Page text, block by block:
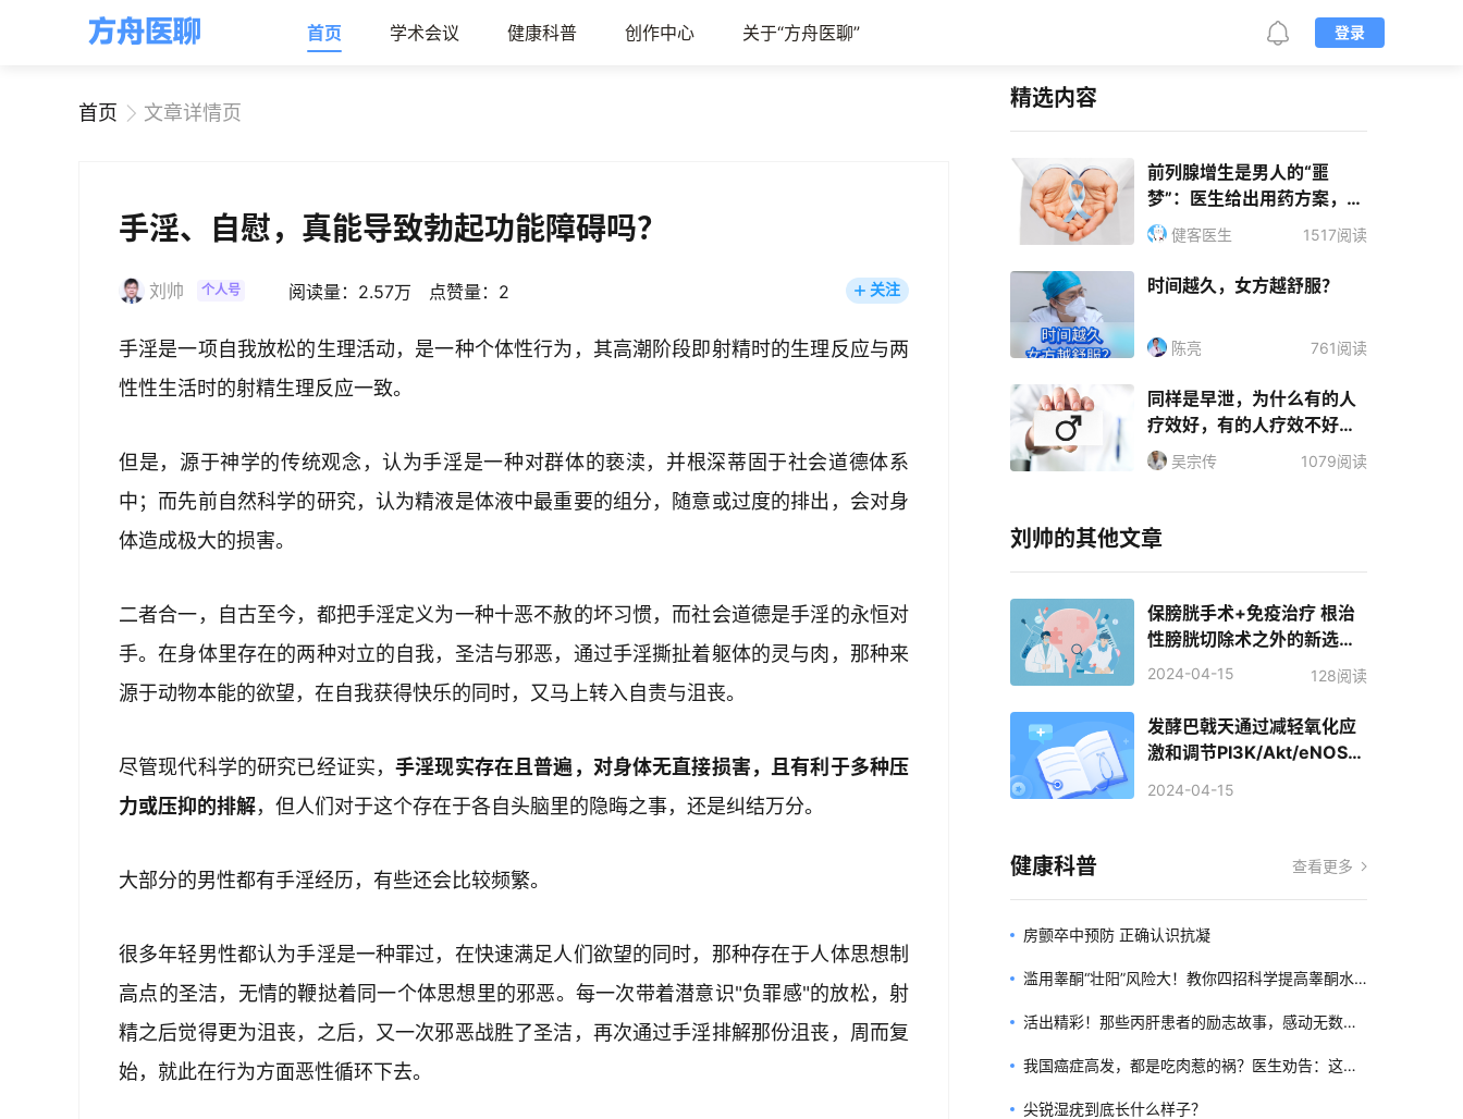
首页 学术会议 健康科普 创作中心 关于“方舟医聊” 登录
首页 文章详情页
手淫、自慰，真能导致勃起功能障碍吗？
刘帅 个人号 阅读量：2.57万 点赞量：2 关注
手淫是一项自我放松的生理活动，是一种个体性行为，其高潮阶段即射精时的生理反应与两
性性生活时的射精生理反应一致。
但是，源于神学的传统观念，认为手淫是一种对群体的亵渎，并根深蒂固于社会道德体系
中；而先前自然科学的研究，认为精液是体液中最重要的组分，随意或过度的排出，会对身
体造成极大的损害。
二者合一，自古至今，都把手淫定义为一种十恶不赦的坏习惯，而社会道德是手淫的永恒对
手。在身体里存在的两种对立的自我，圣洁与邪恶，通过手淫撕扯着躯体的灵与肉，那种来
源于动物本能的欲望，在自我获得快乐的同时，又马上转入自责与沮丧。
尽管现代科学的研究已经证实，手淫现实存在且普遍，对身体无直接损害，且有利于多种压
力或压抑的排解，但人们对于这个存在于各自头脑里的隐晦之事，还是纠结万分。
大部分的男性都有手淫经历，有些还会比较频繁。
很多年轻男性都认为手淫是一种罪过，在快速满足人们欲望的同时，那种存在于人体思想制
高点的圣洁，无情的鞭挞着同一个体思想里的邪恶。每一次带着潜意识"负罪感"的放松，射
精之后觉得更为沮丧，之后，又一次邪恶战胜了圣洁，再次通过手淫排解那份沮丧，周而复
始，就此在行为方面恶性循环下去。
精选内容
前列腺增生是男人的“噩
梦”：医生给出用药方案，摆
脱痛苦不复发
健客医生 1517阅读
时间越久，女方越舒服？
陈亮 761阅读
同样是早泄，为什么有的人
疗效好，有的人疗效不好
呢!？吴宗传 1079阅读
刘帅的其他文章
保膀胱手术+免疫治疗 根治
性膀胱切除术之外的新选
择？
2024-04-15 128阅读
发酵巴戟天通过减轻氧化应
激和调节PI3K/Akt/eNOS通
路治疗勃起功能障碍
2024-04-15
健康科普 查看更多
房颤卒中预防 正确认识抗凝
滥用睾酮“壮阳”风险大！教你四招科学提高睾酮水
平
活出精彩！那些丙肝患者的励志故事，感动无数
人！
我国癌症高发，都是吃肉惹的祸？医生劝告：这几
种肉确实要少吃
尖锐湿疣到底长什么样子？